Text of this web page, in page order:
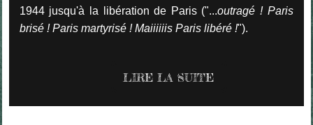
1944 jusqu'à la libération de Paris ("...outragé ! Paris
brisé ! Paris martyrisé ! Maiiiiiis Paris libéré !").
LIRE LA SUITE